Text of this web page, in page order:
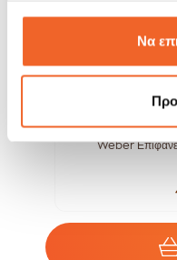
έχουν συλλέξει σε
των υπηρεσιών τους.
Να
Weber